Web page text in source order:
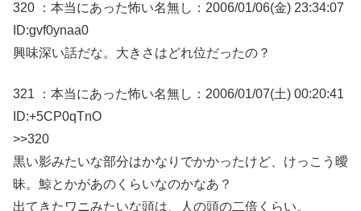
320 ：本当にあった怖い名無し：2006/01/06(金) 23:34:07
ID:gvf0ynaa0
興味深い話だな。大きさはどれ位だったの？
321 ：本当にあった怖い名無し：2006/01/07(土) 00:20:41
ID:+5CP0qTnO
>>320
黒い影みたいな部分はかなりでかかったけど、けっこう曖
昧。鯨とかがあのくらいなのかなあ？
出てきたワニみたいな頭は、人の頭の二倍くらい。